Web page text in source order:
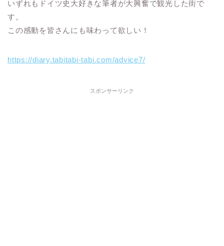
いずれもドイツ史大好きな筆者が大興奮で観光した街で
す。
この感動を皆さんにも味わって欲しい！
https://diary.tabitabi-tabi.com/advice7/
スポンサーリンク